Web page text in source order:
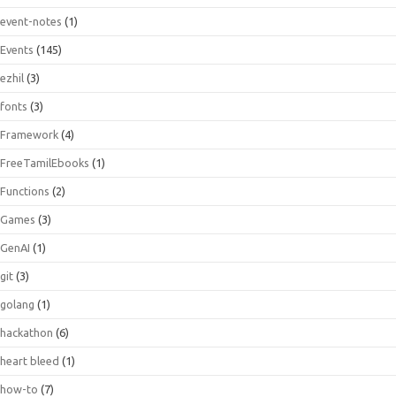
event-notes (1)
Events (145)
ezhil (3)
fonts (3)
Framework (4)
FreeTamilEbooks (1)
Functions (2)
Games (3)
GenAI (1)
git (3)
golang (1)
hackathon (6)
heart bleed (1)
how-to (7)